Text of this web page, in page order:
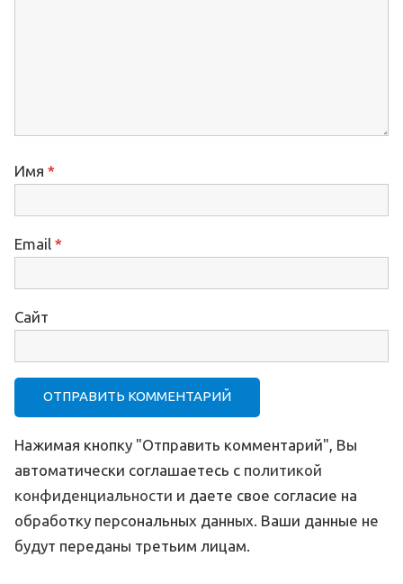
Имя *
Email *
Сайт
Нажимая кнопку "Отправить комментарий", Вы
автоматически соглашаетесь с политикой
конфиденциальности и даете свое согласие на
обработку персональных данных. Ваши данные не
будут переданы третьим лицам.